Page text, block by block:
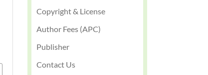
Copyright & License
Author Fees (APC)
Publisher
Contact Us